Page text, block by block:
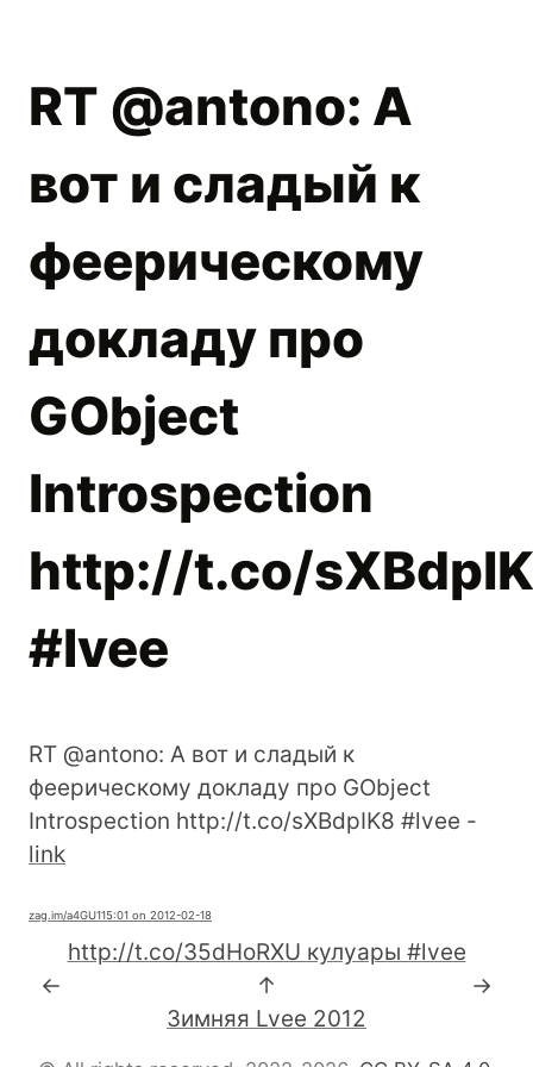
RT @antono: А
вот и сладый к
феерическому
докладу про
GObject
Introspection
http://t.co/
#lvee
RT @antono: А вот и сладый к
феерическому докладу про GObject
Introspection http://t.co/sXBdpIK8 #lvee -
link
zag.im/a4GU115:01 on 2012-02-18
http://t.co/35dHoRXU кулуары #lvee
←
↑
→
Зимняя Lvee 2012